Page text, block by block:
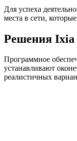
Для успеха
места в сети,
Решения Ixia
Программное
устанавливают
реалистичных